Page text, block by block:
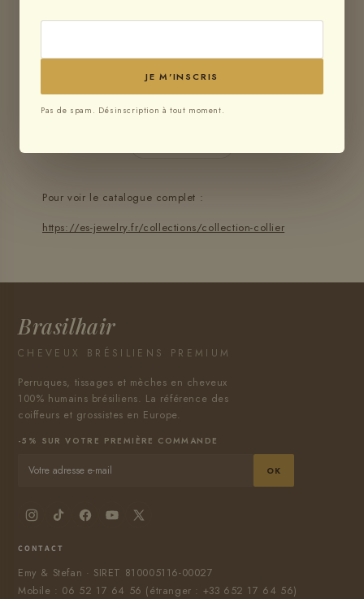
Perruque brésilienne Lace front Closure HD
Perruque bouclée Perruque crépue
Pour voir le catalogue complet :
https://es-jewelry.fr/collections/collection-collier
Brasilhair
CHEVEUX BRÉSILIENS PREMIUM
Perruques, tissages et mèches en cheveux
100% humains brésiliens. La référence des
coiffeurs et grossistes en Europe.
-5% SUR VOTRE PREMIÈRE COMMANDE
OK
CONTACT
Emy & Stefan · SIRET 810005116-00027
Mobile : 06 52 17 64 56 (étranger : +33 652 17 64 56)
JE M'INSCRIS
Pas de spam. Désinscription à tout moment.